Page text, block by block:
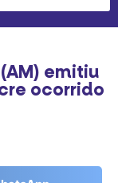
emitiu
ocorrido